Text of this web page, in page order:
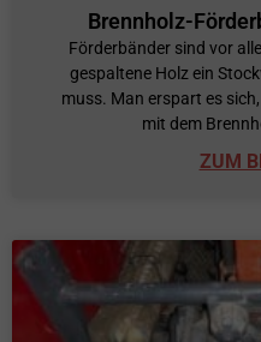
Brennholz-
Förderbänder sind vor
gespaltene Holz ein
muss. Man erspart es
mit dem
ZUM